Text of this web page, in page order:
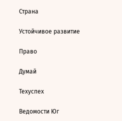
Страна
Устойчивое развитие
Право
Думай
Техуспех
Ведомости Юг